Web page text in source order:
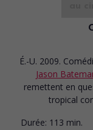
É.-U. 2009.
Jason
remettent en
tropical
Durée: 113 min.